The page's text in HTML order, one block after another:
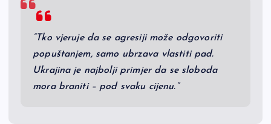
“Tko vjeruje da se agresiji može odgovoriti
popuštanjem, samo ubrzava vlastiti pad.
Ukrajina je najbolji primjer da se sloboda
mora braniti – pod svaku cijenu.”